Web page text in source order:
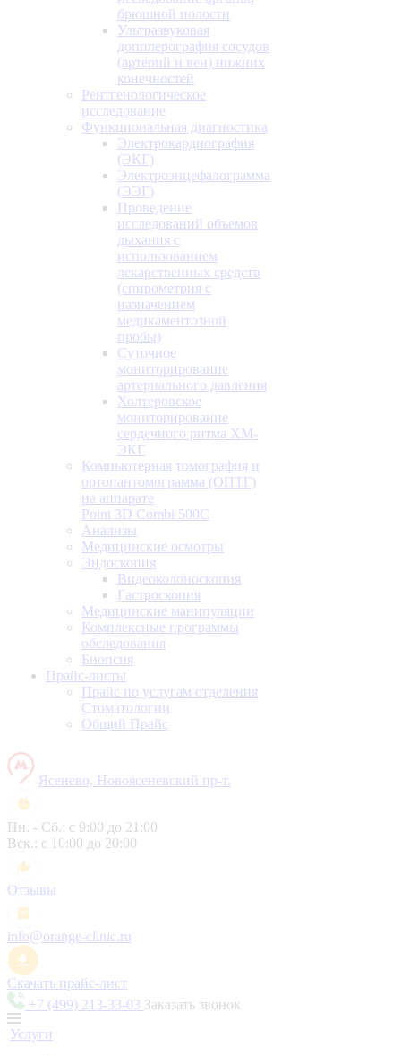
брюшной полости
Ультразвуковая
допплерография сосудов
(артерий и вен) нижних
конечностей
Рентгенологическое
исследование
Функциональная диагностика
Электрокардиография
(ЭКГ)
Электроэнцефалограмма
(ЭЭГ)
Проведение
исследований объемов
дыхания с
использованием
лекарственных средств
(спирометрия с
назначением
медикаментозной
пробы)
Суточное
мониторирование
артериального давления
Холтеровское
мониторирование
сердечного ритма ХМ-
ЭКГ
Компьютерная томография и
ортопантомограмма (ОПТГ)
на аппарате
Point 3D Combi 500C
Анализы
Медицинские осмотры
Эндоскопия
Видеоколоноскопия
Гастроскопия
Медицинские манипуляции
Комплексные программы
обследования
Биопсия
Прайс-листы
Прайс по услугам отделения
Стоматологии
Общий Прайс
Ясенево, Новоясеневский пр-т.
Пн. - Сб.: с 9:00 до 21:00
Вск.: с 10:00 до 20:00
Отзывы
info@orange-clinic.ru
Скачать прайс-лист
+7 (499) 213-33-03 Заказать звонок
Услуги